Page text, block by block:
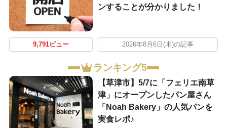
ンすることが分かりました！
9,791ビュー 2026年8月6日(木)の記事
ランキング5
【草津市】5/7に「フェリエ南草
津」にオープンしたパン屋さん
「Noah Bakery」の人気パンを
実食レポ♪